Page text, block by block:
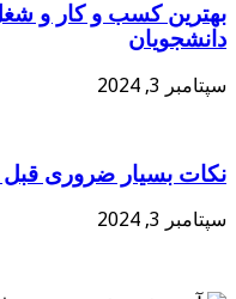
بهترین کسب و کار و
دانشجویان
سپتامبر 3, 2024
نکات بسیار ضروری قبل
سپتامبر 3, 2024